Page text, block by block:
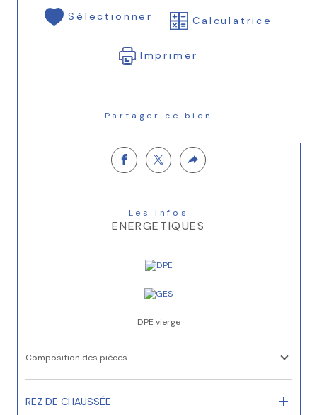
Sélectionner Calculatrice
Imprimer
Partager ce bien
Les infos
ENERGETIQUES
DPE vierge
Composition des pièces
REZ DE CHAUSSÉE